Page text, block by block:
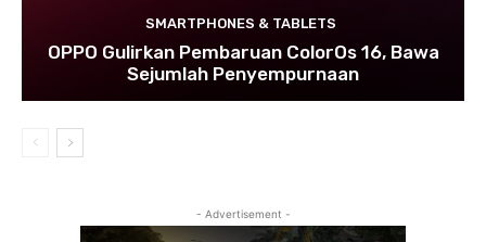
SMARTPHONES & TABLETS
OPPO Gulirkan Pembaruan ColorOs 16, Bawa
Sejumlah Penyempurnaan
- Advertisement -